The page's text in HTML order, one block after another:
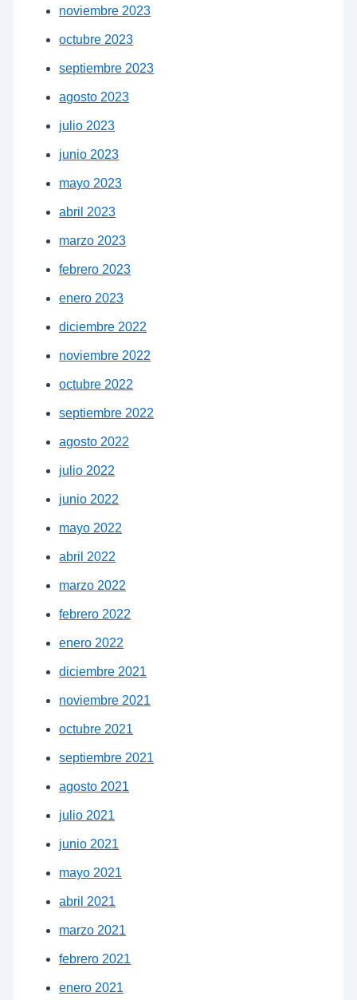
noviembre 2023
octubre 2023
septiembre 2023
agosto 2023
julio 2023
junio 2023
mayo 2023
abril 2023
marzo 2023
febrero 2023
enero 2023
diciembre 2022
noviembre 2022
octubre 2022
septiembre 2022
agosto 2022
julio 2022
junio 2022
mayo 2022
abril 2022
marzo 2022
febrero 2022
enero 2022
diciembre 2021
noviembre 2021
octubre 2021
septiembre 2021
agosto 2021
julio 2021
junio 2021
mayo 2021
abril 2021
marzo 2021
febrero 2021
enero 2021